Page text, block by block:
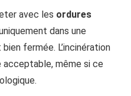
avec les ordures
dans une
fermée. L’incinération
même si ce